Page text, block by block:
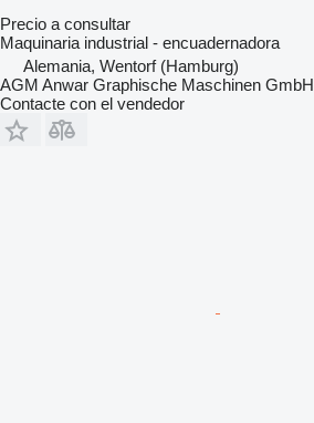
Precio a consultar
Maquinaria industrial - encuadernadora
Alemania, Wentorf (Hamburg)
AGM Anwar Graphische Maschinen GmbH
Contacte con el vendedor